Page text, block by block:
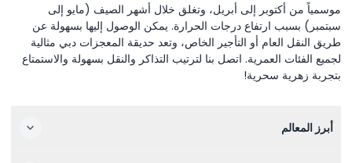
موسمياً من أكتوبر إلى أبريل، وتغلق خلال أشهر الصيف (مايو إلى
سبتمبر) بسبب ارتفاع درجات الحرارة. يمكن الوصول إليها بسهولة عن
طريق النقل العام أو التأجير الخاص، وتعد حديقة المعجزات دبي مثالية
لجميع الفئات العمرية. اتصل بنا لترتيب التذاكر والنقل بسهولة والاستمتاع
بتجربة زهرية سحرية!
أبرز المعالم